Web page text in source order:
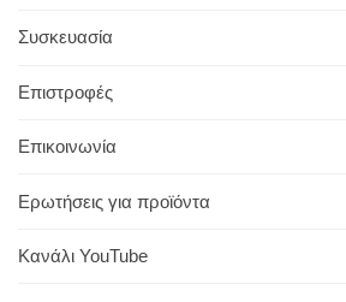
Συσκευασία
Επιστροφές
Επικοινωνία
Ερωτήσεις για προϊόντα
Κανάλι YouTube